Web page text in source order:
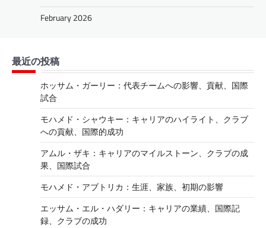
February 2026
最近の投稿
ホッサム・ガーリー：代表チームへの影響、貢献、国際
試合
モハメド・シャウキー：キャリアのハイライト、クラブ
への貢献、国際的成功
アムル・ザキ：キャリアのマイルストーン、クラブの成
果、国際試合
モハメド・アブトリカ：生涯、家族、初期の影響
エッサム・エル・ハダリー：キャリアの業績、国際記
録、クラブの成功